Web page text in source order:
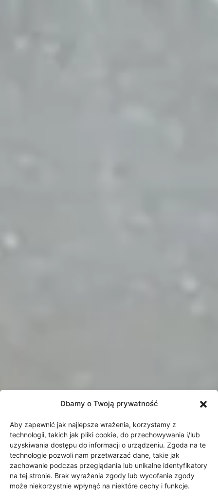
Dbamy o Twoją prywatność
Aby zapewnić jak najlepsze wrażenia, korzystamy z
technologii, takich jak pliki cookie, do przechowywania i/lub
uzyskiwania dostępu do informacji o urządzeniu. Zgoda na te
technologie pozwoli nam przetwarzać dane, takie jak
zachowanie podczas przeglądania lub unikalne identyfikatory
na tej stronie. Brak wyrażenia zgody lub wycofanie zgody
może niekorzystnie wpłynąć na niektóre cechy i funkcje.